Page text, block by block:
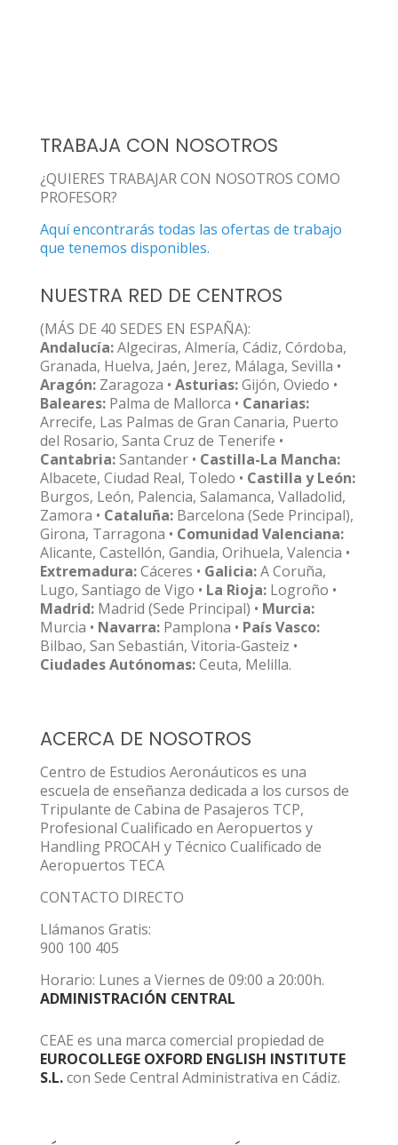
TRABAJA CON NOSOTROS
¿QUIERES TRABAJAR CON NOSOTROS COMO
PROFESOR?
Aquí encontrarás todas las ofertas de trabajo
que tenemos disponibles.
NUESTRA RED DE CENTROS
(MÁS DE 40 SEDES EN ESPAÑA):
Andalucía:Algeciras, Almería, Cádiz, Córdoba,
Granada, Huelva, Jaén, Jerez, Málaga, Sevilla •
Aragón: Zaragoza • Asturias:Gijón, Oviedo •
Baleares: Palma de Mallorca • Canarias:
Arrecife, Las Palmas de Gran Canaria, Puerto
del Rosario, Santa Cruz de Tenerife •
Cantabria:Santander • Castilla-La Mancha:
Albacete, Ciudad Real, Toledo • Castilla y León:
Burgos, León, Palencia, Salamanca, Valladolid,
Zamora • Cataluña: Barcelona (Sede Principal),
Girona, Tarragona • Comunidad Valenciana:
Alicante, Castellón, Gandia, Orihuela, Valencia •
Extremadura:Cáceres • Galicia:A Coruña,
Lugo, Santiago de Vigo • La Rioja: Logroño •
Madrid: Madrid (Sede Principal) • Murcia:
Murcia • Navarra: Pamplona • País Vasco:
Bilbao, San Sebastián, Vitoria-Gasteiz •
Ciudades Autónomas:Ceuta, Melilla.
ACERCA DE NOSOTROS
Centro de Estudios Aeronáuticos es una
escuela de enseñanza dedicada a los cursos de
Tripulante de Cabina de Pasajeros TCP,
Profesional Cualificado en Aeropuertos y
Handling PROCAH y Técnico Cualificado de
Aeropuertos TECA
CONTACTO DIRECTO
Llámanos Gratis:
900 100 405
Horario: Lunes a Viernes de 09:00 a 20:00h.
ADMINISTRACIÓN CENTRAL
CEAE es una marca comercial propiedad de
EUROCOLLEGE OXFORD ENGLISH INSTITUTE
S.L.con Sede Central Administrativa en Cádiz.